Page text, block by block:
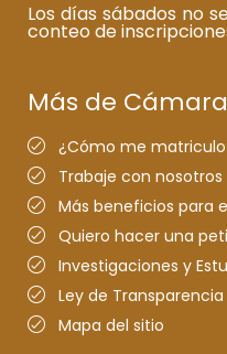
Los días sábados no
conteo de
Más de Cámara
¿Cómo me
Trabaje con nosotros
Más beneficios para
Quiero hacer una
Investigaciones y
Ley de Transparencia
Mapa del sitio